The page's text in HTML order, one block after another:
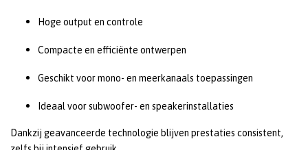
Hoge output en controle
Compacte en efficiënte ontwerpen
Geschikt voor mono- en meerkanaals toepassingen
Ideaal voor subwoofer- en speakerinstallaties
Dankzij geavanceerde technologie blijven prestaties consistent,